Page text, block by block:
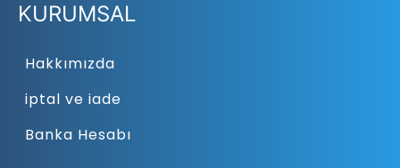
KURUMSAL
Hakkımızda
iptal ve iade
Banka Hesabı